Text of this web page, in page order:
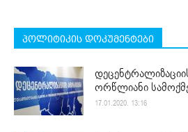
პოლიტიკის დოკუმენტები
ორწლიანი
17.01.2020. 13:16